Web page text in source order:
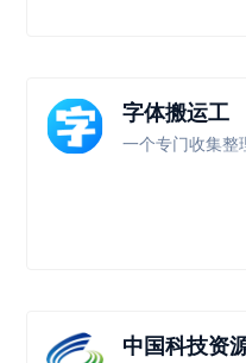
字体搬运工
一个专门收集整
中国科技资